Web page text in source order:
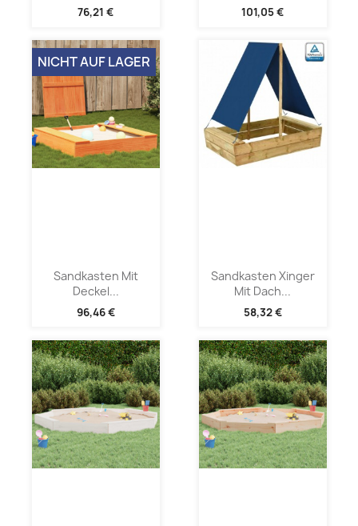
76,21 € 101,05 €
Sandkasten Mit
Deckel...
96,46 €
NICHT AUF LAGER
Sandkasten Xinger
Mit Dach...
58,32 €